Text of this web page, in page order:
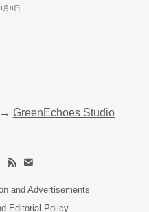
月8日
→ GreenEchoes Studio
and Advertisements
Editorial Policy